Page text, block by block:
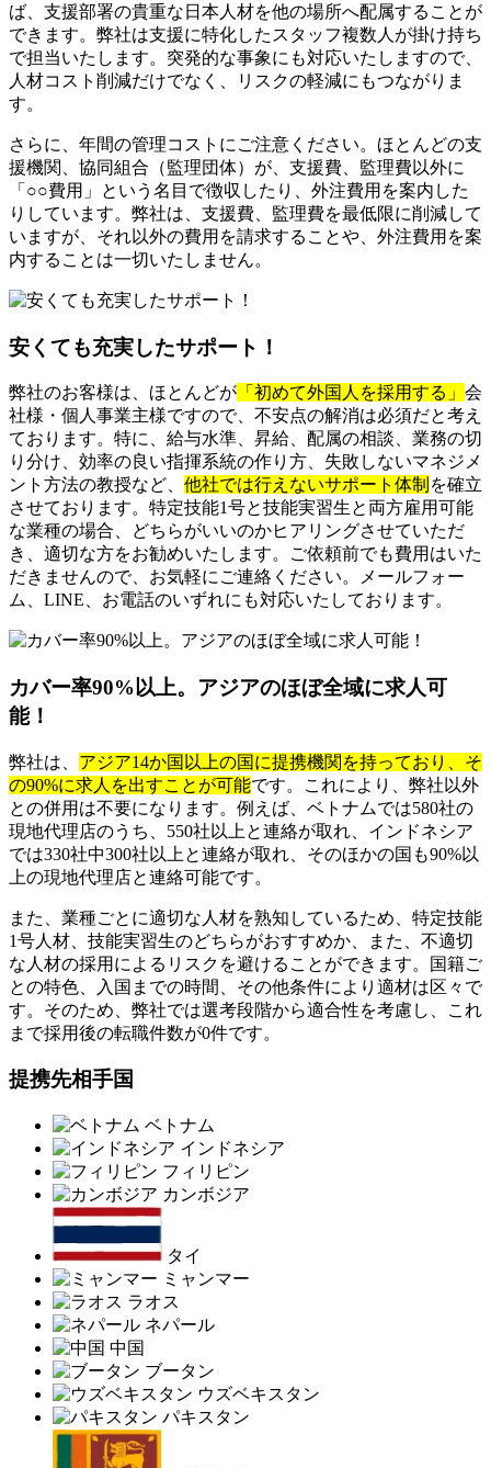
ば、支援部署の貴重な日本人材を他の場所へ配属することが
できます。弊社は支援に特化したスタッフ複数人が掛け持ち
で担当いたします。突発的な事象にも対応いたしますので、
人材コスト削減だけでなく、リスクの軽減にもつながりま
す。
さらに、年間の管理コストにご注意ください。ほとんどの支
援機関、協同組合（監理団体）が、支援費、監理費以外に
「○○費用」という名目で徴収したり、外注費用を案内した
りしています。弊社は、支援費、監理費を最低限に削減して
いますが、それ以外の費用を請求することや、外注費用を案
内することは一切いたしません。
安くても充実したサポート！
弊社のお客様は、ほとんどが 「初めて外国人を採用する」 会
社様・個人事業主様ですので、不安点の解消は必須だと考え
ております。特に、給与水準、昇給、配属の相談、業務の切
り分け、効率の良い指揮系統の作り方、失敗しないマネジメ
ント方法の教授など、 他社では行えないサポート体制 を確立
させております。特定技能1号と技能実習生と両方雇用可能
な業種の場合、どちらがいいのかヒアリングさせていただ
き、適切な方をお勧めいたします。ご依頼前でも費用はいた
だきませんので、お気軽にご連絡ください。メールフォー
ム、LINE、お電話のいずれにも対応いたしております。
カバー率90%以上。アジアのほぼ全域に求人可
能！
弊社は、 アジア14か国以上の国に提携機関を持っており、そ
の90%に求人を出すことが可能です。これにより、弊社以外
との併用は不要になります。例えば、ベトナムでは580社の
現地代理店のうち、550社以上と連絡が取れ、インドネシア
では330社中300社以上と連絡が取れ、そのほかの国も90%以
上の現地代理店と連絡可能です。
また、業種ごとに適切な人材を熟知しているため、特定技能
1号人材、技能実習生のどちらがおすすめか、また、不適切
な人材の採用によるリスクを避けることができます。国籍ご
との特色、入国までの時間、その他条件により適材は区々で
す。そのため、弊社では選考段階から適合性を考慮し、これ
まで採用後の転職件数が0件です。
提携先相手国
ベトナム
インドネシア
フィリピン
カンボジア
タイ
ミャンマー
ラオス
ネパール
中国
ブータン
ウズベキスタン
パキスタン